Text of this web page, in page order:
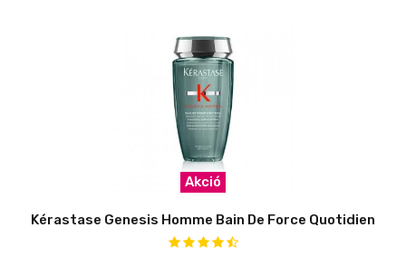
Akció
Kérastase Genesis Homme Bain De Force Quotidien